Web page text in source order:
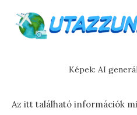
Képek: AI
Az itt található információk